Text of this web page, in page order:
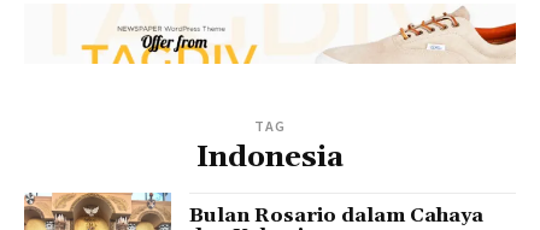
TAG
Indonesia
Bulan Rosario dalam Cahaya